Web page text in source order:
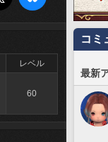
レベル
60
コミ
最新